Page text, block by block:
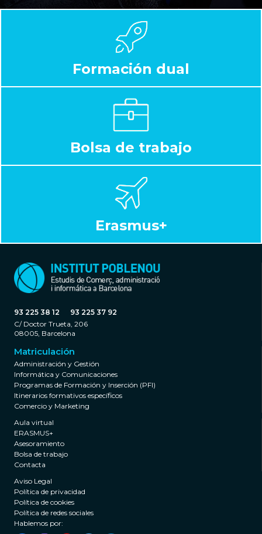
Formación dual
Bolsa de trabajo
Erasmus+
93 225 38 12
93 225 37 92
C/ Doctor Trueta, 206
08005, Barcelona
Matriculación
Administración y Gestión
Informática y Comunicaciones
Programas de Formación y Inserción (PFI)
Itinerarios formativos específicos
Comercio y Marketing
Aula virtual
ERASMUS+
Asesoramiento
Bolsa de trabajo
Contacta
Aviso Legal
Política de privacidad
Política de cookies
Política de redes sociales